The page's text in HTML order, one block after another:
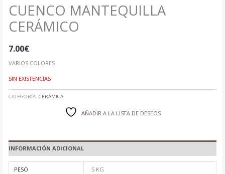
CUENCO MANTEQUILLA
CERÁMICO
7.00€
VARIOS COLORES
SIN EXISTENCIAS
CATEGORÍA: CERÁMICA
AÑADIR A LA LISTA DE DESEOS
INFORMACIÓN ADICIONAL
PESO 5 KG